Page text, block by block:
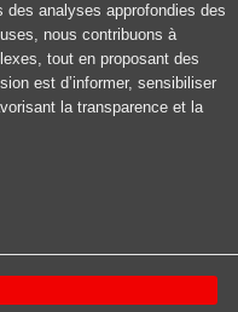
des analyses approfondies des
nous contribuons à
tout en proposant des
est d’informer, sensibiliser
la transparence et la